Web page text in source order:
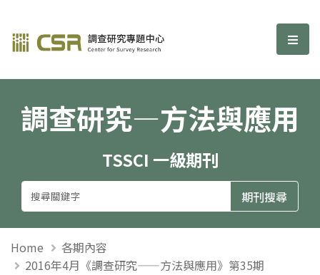
調查研究—方法與應用期刊 選
調查研究—方法與應用
TSSCI 一級期刊
Home
各期內容
2016年4月《調查研究——方法與應用》第35期